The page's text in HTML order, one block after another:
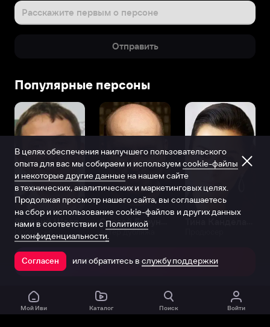
Расскажите первым о персоне
Отправить
Популярные персоны
Виталий Шляппо
Продюсер Актёр дубляжа
Открыть в приложении
Мой Иви Каталог Поиск Войти
В целях обеспечения наилучшего пользовательского
опыта для вас мы собираем и используем cookie-файлы
и некоторые другие данные на нашем сайте
в технических, аналитических и маркетинговых целях.
Продолжая просмотр нашего сайта, вы соглашаетесь
на сбор и использование cookie-файлов и других данных
нами в соответствии с Политикой
о конфиденциальности.
Согласен или обратитесь в службу поддержки